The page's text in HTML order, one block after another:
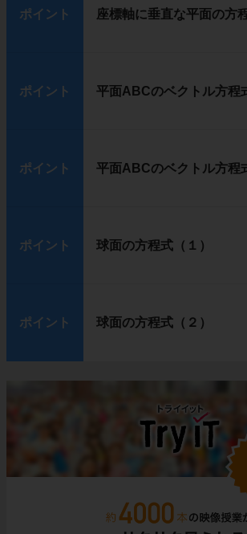
ポイント 座標軸に垂直な平面の方
ポイント 平面ABCのベクトル方程
ポイント 平面ABCのベクトル方程
ポイント 球面の方程式（１）
ポイント 球面の方程式（２）